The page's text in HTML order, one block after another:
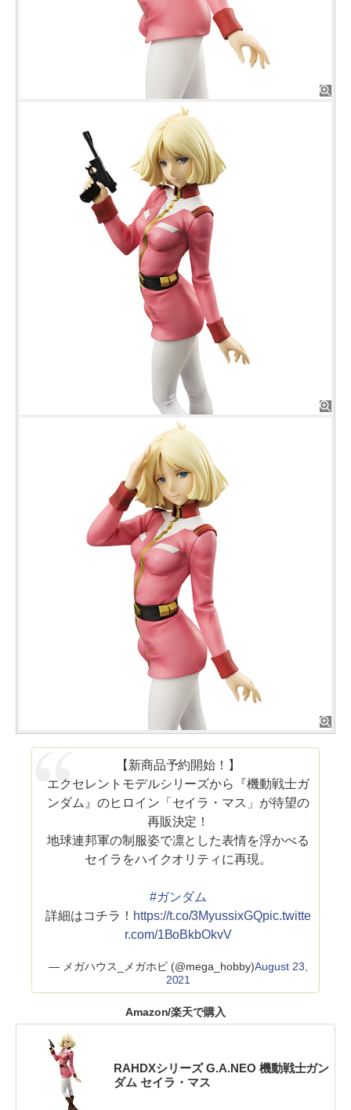
【新商品予約開始！】
エクセレントモデルシリーズから『機動戦士ガ
ンダム』のヒロイン「セイラ・マス」が待望の
再販決定！
地球連邦軍の制服姿で凛とした表情を浮かべる
セイラをハイクオリティに再現。
#ガンダム
詳細はコチラ！ https://t.co/3MyussixGQpic.twitte
r.com/1BoBkbOkvV
— メガハウス_メガホビ (@mega_hobby)August 23,
2021
Amazon/楽天で購入
RAHDXシリーズ G.A.NEO 機動戦士ガン
ダム セイラ・マス